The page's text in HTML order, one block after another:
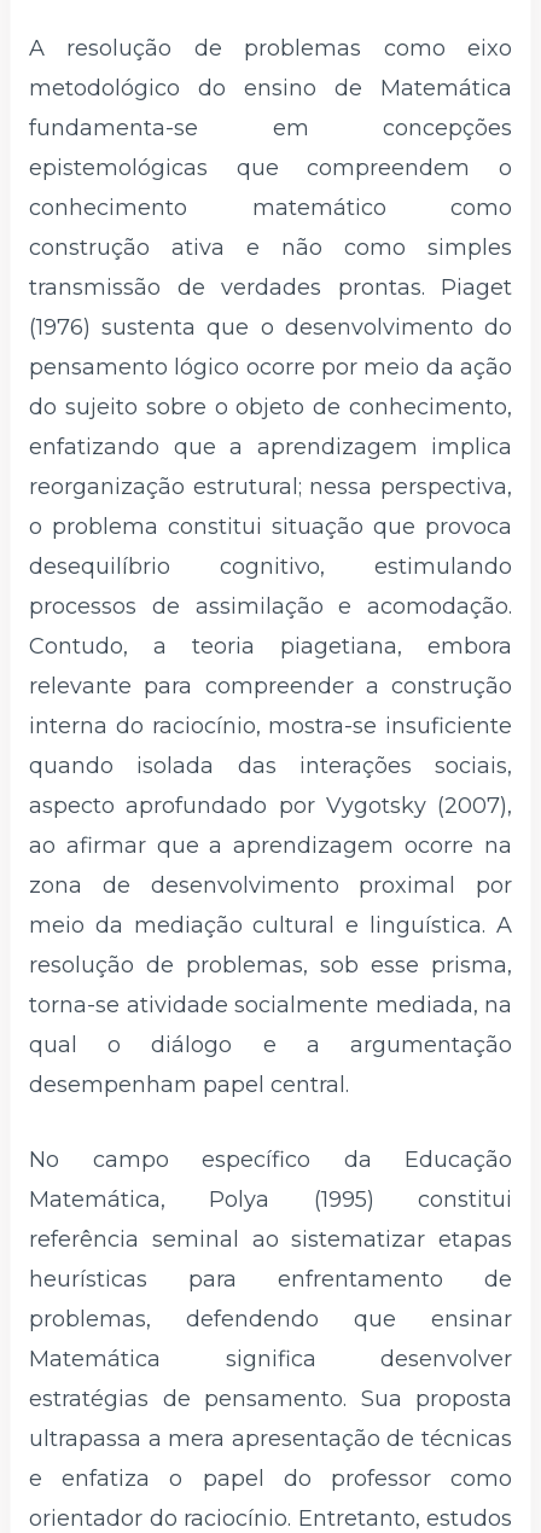
A resolução de problemas como eixo
metodológico do ensino de Matemática
fundamenta-se em concepções
epistemológicas que compreendem o
conhecimento matemático como
construção ativa e não como simples
transmissão de verdades prontas. Piaget
(1976) sustenta que o desenvolvimento do
pensamento lógico ocorre por meio da ação
do sujeito sobre o objeto de conhecimento,
enfatizando que a aprendizagem implica
reorganização estrutural; nessa perspectiva,
o problema constitui situação que provoca
desequilíbrio cognitivo, estimulando
processos de assimilação e acomodação.
Contudo, a teoria piagetiana, embora
relevante para compreender a construção
interna do raciocínio, mostra-se insuficiente
quando isolada das interações sociais,
aspecto aprofundado por Vygotsky (2007),
ao afirmar que a aprendizagem ocorre na
zona de desenvolvimento proximal por
meio da mediação cultural e linguística. A
resolução de problemas, sob esse prisma,
torna-se atividade socialmente mediada, na
qual o diálogo e a argumentação
desempenham papel central.
No campo específico da Educação
Matemática, Polya (1995) constitui
referência seminal ao sistematizar etapas
heurísticas para enfrentamento de
problemas, defendendo que ensinar
Matemática significa desenvolver
estratégias de pensamento. Sua proposta
ultrapassa a mera apresentação de técnicas
e enfatiza o papel do professor como
orientador do raciocínio. Entretanto, estudos